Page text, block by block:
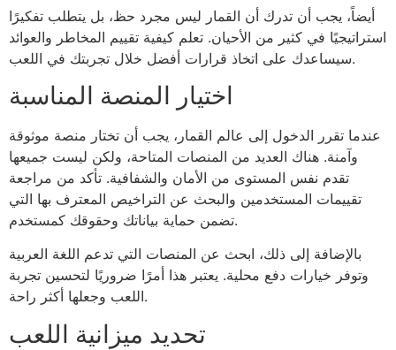
أيضاً، يجب أن تدرك أن القمار ليس مجرد حظ، بل يتطلب تفكيرًا
استراتيجيًا في كثير من الأحيان. تعلم كيفية تقييم المخاطر والعوائد
سيساعدك على اتخاذ قرارات أفضل خلال تجربتك في اللعب.
اختيار المنصة المناسبة
عندما تقرر الدخول إلى عالم القمار، يجب أن تختار منصة موثوقة
وآمنة. هناك العديد من المنصات المتاحة، ولكن ليست جميعها
تقدم نفس المستوى من الأمان والشفافية. تأكد من مراجعة
تقييمات المستخدمين والبحث عن التراخيص المعترف بها التي
تضمن حماية بياناتك وحقوقك كمستخدم.
بالإضافة إلى ذلك، ابحث عن المنصات التي تدعم اللغة العربية
وتوفر خيارات دفع محلية. يعتبر هذا أمرًا ضروريًا لتحسين تجربة
اللعب وجعلها أكثر راحة.
تحديد ميزانية اللعب